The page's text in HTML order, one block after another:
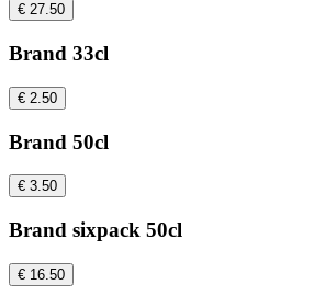
€ 27.50
Brand 33cl
€ 2.50
Brand 50cl
€ 3.50
Brand sixpack 50cl
€ 16.50